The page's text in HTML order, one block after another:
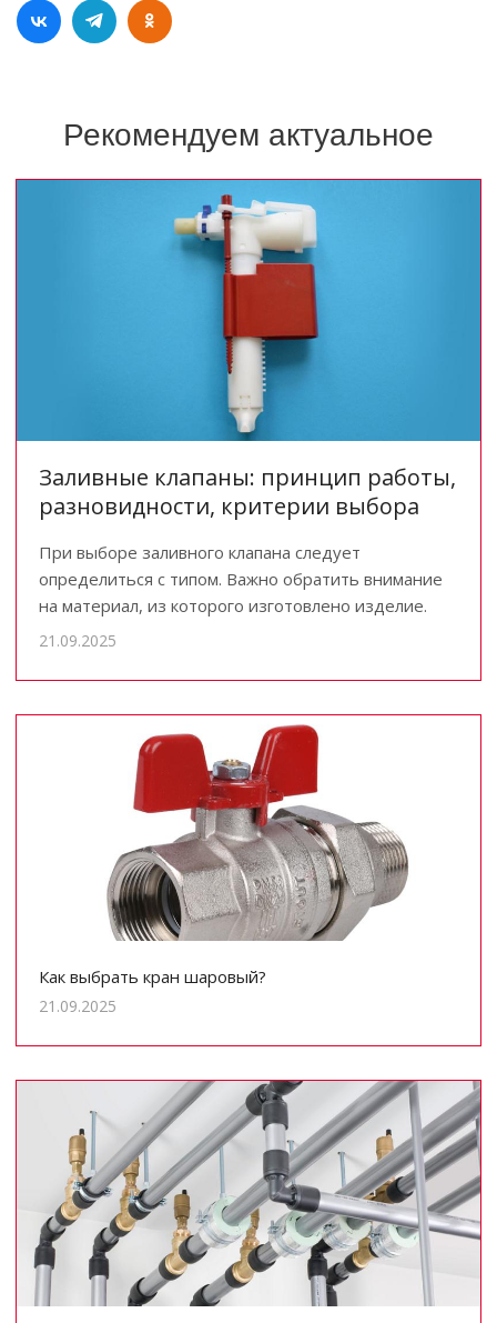
Рекомендуем актуальное
Заливные клапаны: принцип работы,
разновидности, критерии выбора
При выборе заливного клапана следует
определиться с типом. Важно обратить внимание
на материал, из которого изготовлено изделие.
21.09.2025
Как выбрать кран шаровый?
21.09.2025